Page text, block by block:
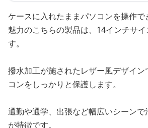
ケースに入れたままパソコンを操作
魅力のこちらの製品は、14インチサ
す。
撥水加工が施されたレザー風デザイン
コンをしっかりと保護します。
通勤や通学、出張など幅広いシーン
が特徴です。